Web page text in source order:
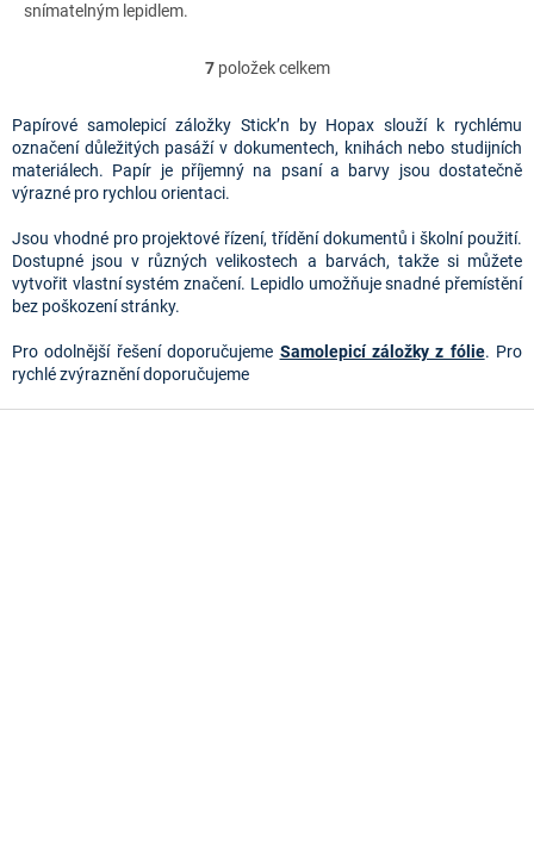
snímatelným lepidlem.
O
l
á
d
í
p
r
y
p
7položek celkem
Papírové samolepicí záložky Stick’n by Hopax slouží k rychlému
označení důležitých pasáží v dokumentech, knihách nebo studijních
materiálech. Papír je příjemný na psaní a barvy jsou dostatečně
výrazné pro rychlou orientaci.
Jsou vhodné pro projektové řízení, třídění dokumentů i školní použití.
Dostupné jsou v různých velikostech a barvách, takže si můžete
vytvořit vlastní systém značení. Lepidlo umožňuje snadné přemístění
bez poškození stránky.
Pro odolnější řešení doporučujeme Samolepicí záložky z fólie. Pro
rychlé zvýraznění doporučujeme